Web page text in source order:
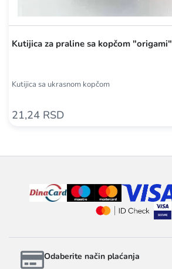
Kutijica za praline sa kopčom "origami"
Kutijica sa ukrasnom kopčom
21,24 RSD
Odaberite način plaćanja